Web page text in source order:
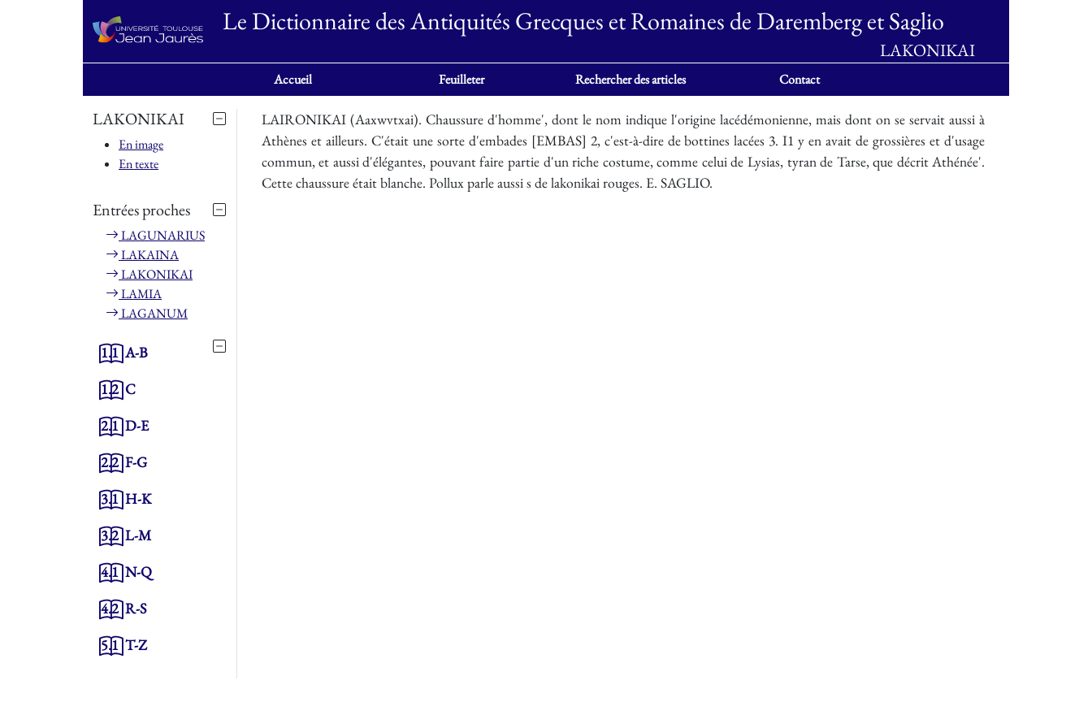
Le Dictionnaire des Antiquités Grecques et Romaines de Daremberg et Saglio
LAKONIKAI
Accueil Feuilleter Rechercher des articles Contact
LAKONIKAI
En image
En texte
Entrées proches
LAGUNARIUS
LAKAINA
LAKONIKAI
LAMIA
LAGANUM
1.1A-B
1.2C
2.1D-E
2.2F-G
3.1H-K
3.2L-M
4.1N-Q
4.2R-S
5.1T-Z
LAIRONIKAI (Aaxwvtxai). Chaussure d'homme', dont le nom indique l'origine lacédémonienne, mais dont on se servait aussi à
Athènes et ailleurs. C'était une sorte d'embades [EMBAS] 2, c'est-à-dire de bottines lacées 3. I1 y en avait de grossières et d'usage
commun, et aussi d'élégantes, pouvant faire partie d'un riche costume, comme celui de Lysias, tyran de Tarse, que décrit Athénée'.
Cette chaussure était blanche. Pollux parle aussi s de lakonikai rouges. E. SAGLIO.